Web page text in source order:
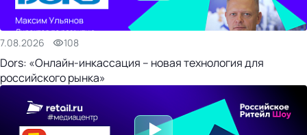
7.08.2026 108
Dors: «Онлайн-инкассация – новая технология для
российского рынка»